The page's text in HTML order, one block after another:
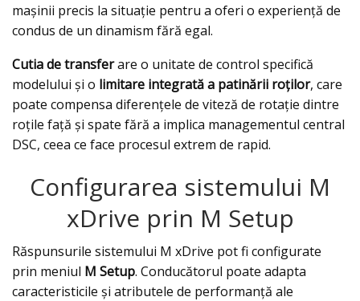
mașinii precis la situație pentru a oferi o experiență de
condus de un dinamism fără egal.
Cutia de transferare o unitate de control specifică
modelului și o limitare integrată a patinării roților, care
poate compensa diferențele de viteză de rotație dintre
roțile față și spate fără a implica managementul central
DSC, ceea ce face procesul extrem de rapid.
Configurarea sistemului M
xDrive prin M Setup
Răspunsurile sistemului M xDrive pot fi configurate
prin meniul M Setup. Conducătorul poate adapta
caracteristicile și atributele de performanță ale